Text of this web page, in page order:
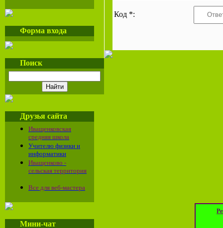
Форма входа
Поиск
Друзья сайта
Иващенковская
средняя школа
Учителю физики и
информатики
Иващенково -
сельская территория
Все для веб-мастера
Мини-чат
Код *: